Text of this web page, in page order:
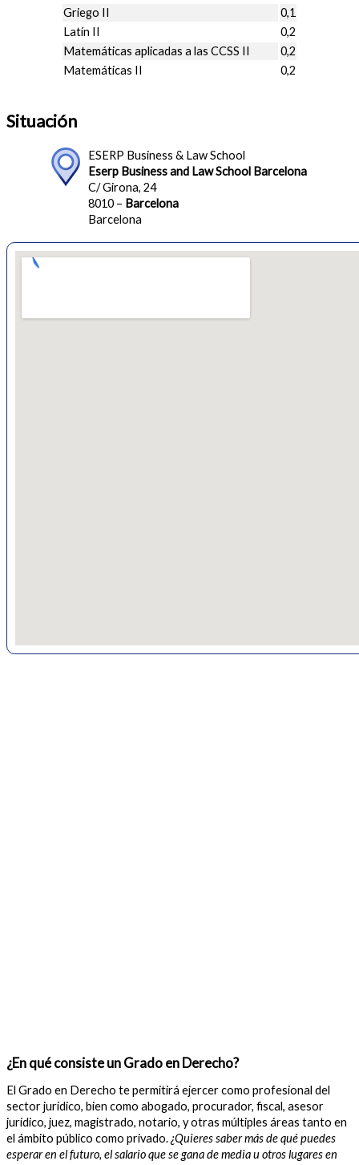
Griego II
0,1
Latín II
0,2
Matemáticas aplicadas a las CCSS II
0,2
Matemáticas II
0,2
Situación
ESERP Business & Law School
Eserp Business and Law School Barcelona
C/ Girona, 24
8010 – Barcelona
Barcelona
¿En qué consiste un Grado en Derecho?
El Grado en Derecho te permitirá ejercer como profesional del
sector jurídico, bien como abogado, procurador, fiscal, asesor
jurídico, juez, magistrado, notario, y otras múltiples áreas tanto en
el ámbito público como privado.¿Quieres saber más de qué puedes
esperar en el futuro, el salario que se gana de media u otros lugares en